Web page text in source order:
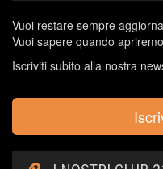
Vuoi restare sempre
Vuoi sapere quando
Iscriviti subito alla nostra